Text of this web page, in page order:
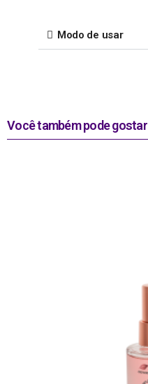
Modo de usar
Você também pode gostar